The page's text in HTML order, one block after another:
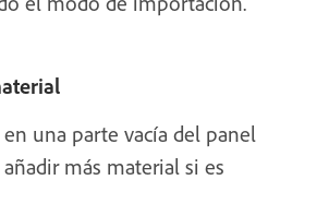
una parte vacía del panel
más material si es